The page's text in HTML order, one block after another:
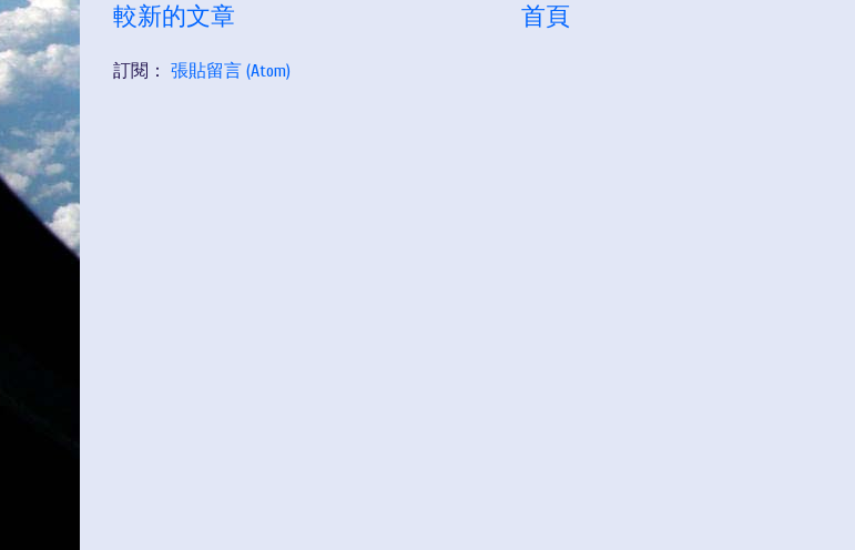
較新的文章 首頁
訂閱： 張貼留言 (Atom)